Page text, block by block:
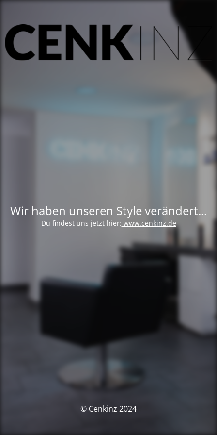
Wir haben unseren Style verändert...
Du findest uns jetzt hier: www.cenkinz.de
© Cenkinz 2024